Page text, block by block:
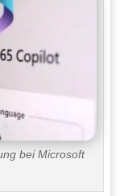
bei Microsoft